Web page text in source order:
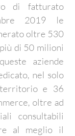
di fatturato
2019 le
oltre 530
di 50 milioni
aziende
nel solo
e 36
oltre ad
consultabili
al meglio il